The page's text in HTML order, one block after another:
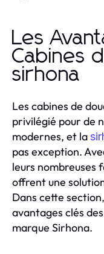
Les
Cabines
sirhona
Les cabines de
privilégié pour de
modernes, et la
pas exception.
leurs nombreuses
offrent une
Dans cette
avantages clés
marque Sirhona.